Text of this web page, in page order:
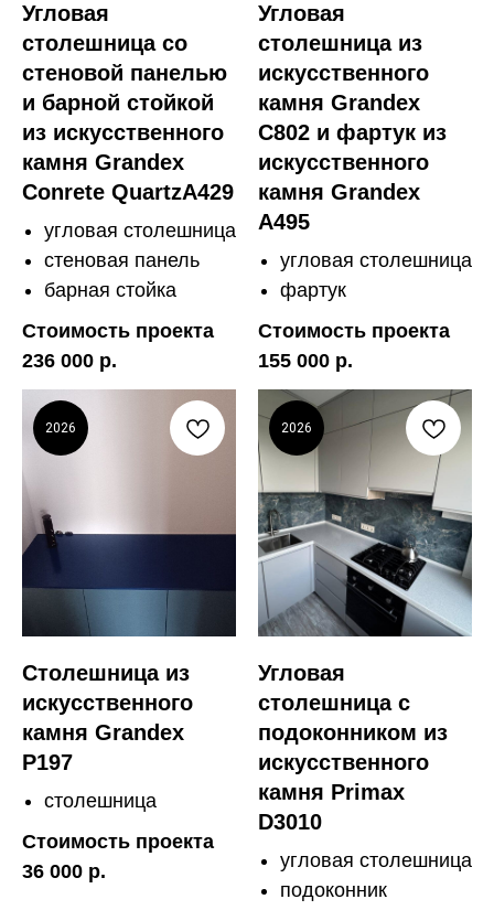
Угловая
столешница со
стеновой панелью
и барной стойкой
из искусственного
камня Grandex
Conrete QuartzA429
угловая столешница
стеновая панель
барная стойка
Стоимость проекта
236 000 р.
Угловая
столешница из
искусственного
камня Grandex
C802 и фартук из
искусственного
камня Grandex
A495
угловая столешница
фартук
Стоимость проекта
155 000 р.
2026
Столешница из
искусственного
камня Grandex
P197
столешница
Стоимость проекта
36 000 р.
2026
Угловая
столешница с
подоконником из
искусственного
камня Primax
D3010
угловая столешница
подоконник